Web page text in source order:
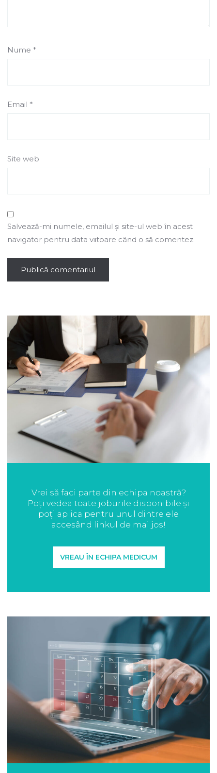
Nume *
Email *
Site web
Salvează-mi numele, emailul și site-ul web în acest
navigator pentru data viitoare când o să comentez.
Vrei să faci parte din echipa noastră?
Poți vedea toate joburile disponibile și
poți aplica pentru unul dintre ele
accesând linkul de mai jos!
VREAU ÎN ECHIPA MEDICUM